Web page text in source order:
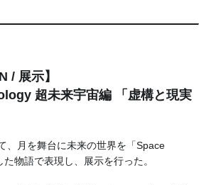
/ 展示】
超未来宇宙編 「虚構と現実
、月を舞台に未来の世界を「Space
物語で表現し、展示を行った。